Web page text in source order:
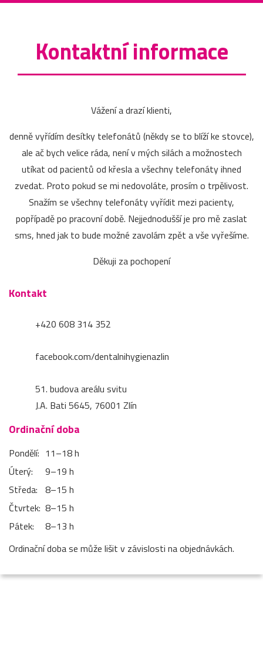
Kontaktní informace
Vážení a drazí klienti,
denně vyřídím desítky telefonátů (někdy se to blíží ke stovce),
ale ač bych velice ráda, není v mých silách a možnostech
utíkat od pacientů od křesla a všechny telefonáty ihned
zvedat. Proto pokud se mi nedovoláte, prosím o trpělivost.
Snažím se všechny telefonáty vyřídit mezi pacienty,
popřípadě po pracovní době. Nejjednodušší je pro mě zaslat
sms, hned jak to bude možné zavolám zpět a vše vyřešíme.
Děkuji za pochopení
Kontakt
+420 608 314 352
facebook.com/dentalnihygienazlin
51. budova areálu svitu
J.A. Bati 5645, 76001 Zlín
Ordinační doba
Pondělí: 11–⁠18 h
Úterý:
9–⁠19 h
Středa: 8–⁠15 h
Čtvrtek: 8–⁠15 h
Pátek:
8–⁠13 h
Ordinační doba se může lišit v závislosti na objednávkách.